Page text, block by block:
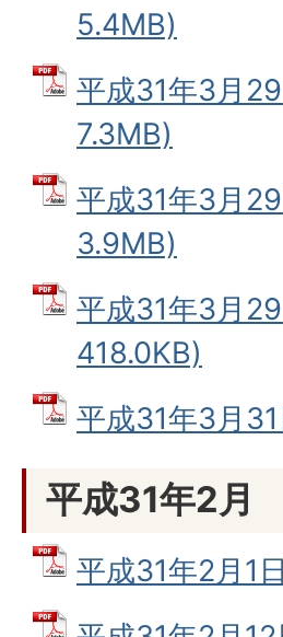
5.4MB)
平成31年3月
7.3MB)
平成31年3月
3.9MB)
平成31年3月
418.0KB)
平成31年3月
平成31年2月
平成31年2月1